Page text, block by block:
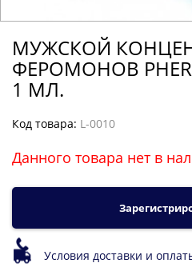
МУЖСКОЙ
ФЕРОМОНОВ
1 МЛ.
Код товара: L-0010
Данного товара нет в
Условия доставки и